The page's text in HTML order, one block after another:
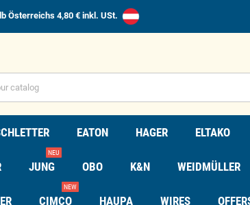
Österreichs 4,80 € inkl. USt.
EATON HAGER ELTAKO
JUNG
NEU
OBO K&N WEIDMÜLLER
CIMCO
NEW
HAUPA WIRES